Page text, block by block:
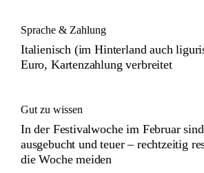
Sprache & Zahlung
Italienisch (im Hinterland auch
Euro, Kartenzahlung verbreitet
Gut zu wissen
In der Festivalwoche im Februar
ausgebucht und teuer – rechtzeitig
die Woche meiden